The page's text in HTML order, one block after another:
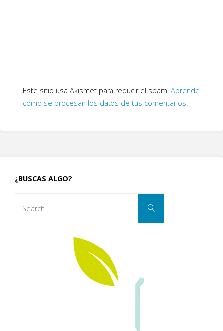
Este sitio usa Akismet para reducir el spam. Aprende
cómo se procesan los datos de tus comentarios.
¿BUSCAS ALGO?
Search